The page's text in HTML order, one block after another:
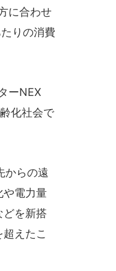
に合わせ
りの消費
ーNEX
化社会で
からの遠
や電力量
どを新搭
えたこ